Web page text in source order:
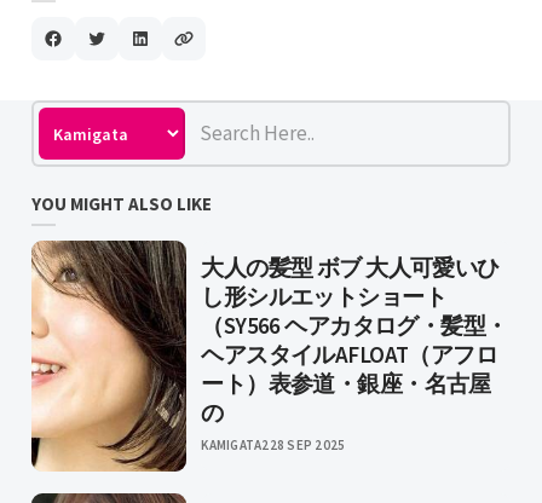
YOU MIGHT ALSO LIKE
大人の髪型 ボブ 大人可愛いひ
し形シルエットショート
（SY566 ヘアカタログ・髪型・
ヘアスタイルAFLOAT（アフロ
ート）表参道・銀座・名古屋
の
KAMIGATA2 28 SEP 2025